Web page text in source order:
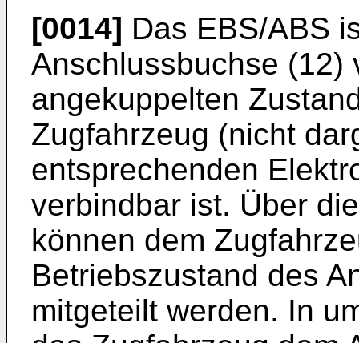
[0014] Das EBS/ABS
Anschlussbuchse (12)
angekuppelten
Zugfahrzeug (nicht
entsprechenden
verbindbar ist. Über
können dem
Betriebszustand des
mitgeteilt werden. In